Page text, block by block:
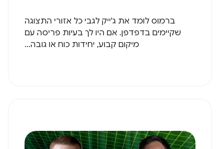
ברמוס לומד את ג'ייק לגבי כל אזורי התצוגה
שקיימים בדפדפן. אם היו לך בעיות פריסה עם
מיקום קבוע, יחידות כוח או גובה...